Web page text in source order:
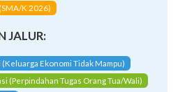
K 2026)
JALUR:
(Keluarga Ekonomi Tidak Mampu)
(Perpindahan Tugas Orang Tua/Wali)